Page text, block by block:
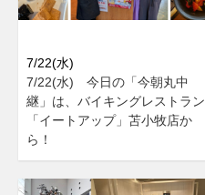
7/22(水)
7/22(水) 今日の「今朝丸中
継」は、バイキングレストラン
「イートアップ」苫小牧店か
ら！